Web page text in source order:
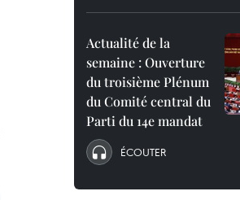
Actualité de la
semaine : Ouverture
du troisième Plénum
du Comité central du
Parti du 14e mandat
ÉCOUTER